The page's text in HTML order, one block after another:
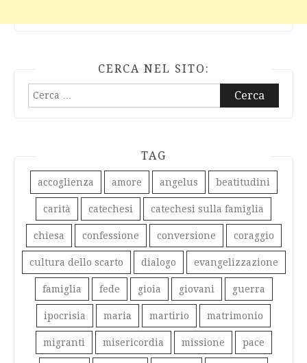
CERCA NEL SITO:
Ricerca
TAG
accoglienza amore angelus beatitudini
carità catechesi catechesi sulla famiglia
chiesa confessione conversione coraggio
cultura dello scarto dialogo evangelizzazione
famiglia fede gioia giovani guerra
ipocrisia maria martirio matrimonio
migranti misericordia missione pace